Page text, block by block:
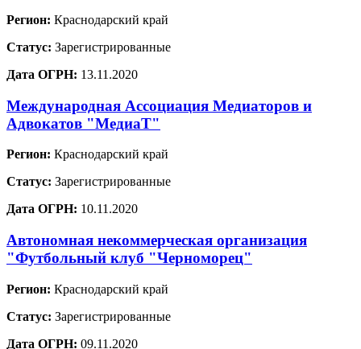
Регион: Краснодарский край
Статус: Зарегистрированные
Дата ОГРН: 13.11.2020
Международная Ассоциация Медиаторов и
Адвокатов "МедиаТ"
Регион: Краснодарский край
Статус: Зарегистрированные
Дата ОГРН: 10.11.2020
Автономная некоммерческая организация
"Футбольный клуб "Черноморец"
Регион: Краснодарский край
Статус: Зарегистрированные
Дата ОГРН: 09.11.2020